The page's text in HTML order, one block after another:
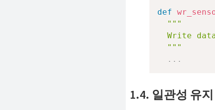
def
"""
Write
  """
. . .
1.4. 일관성 유지